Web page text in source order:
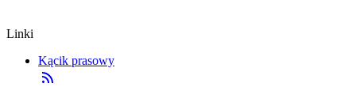
Linki
Kącik prasowy